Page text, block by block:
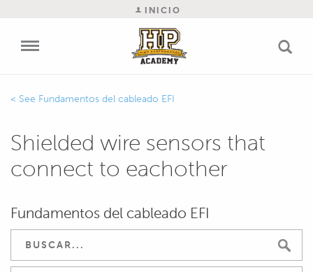
INICIO
Fundamentos del cableado EFI
Shielded wire sensors that
connect to eachother
Fundamentos del cableado EFI